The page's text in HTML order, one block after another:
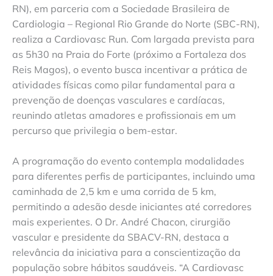
RN), em parceria com a Sociedade Brasileira de
Cardiologia – Regional Rio Grande do Norte (SBC-RN),
realiza a Cardiovasc Run. Com largada prevista para
as 5h30 na Praia do Forte (próximo a Fortaleza dos
Reis Magos), o evento busca incentivar a prática de
atividades físicas como pilar fundamental para a
prevenção de doenças vasculares e cardíacas,
reunindo atletas amadores e profissionais em um
percurso que privilegia o bem-estar.
A programação do evento contempla modalidades
para diferentes perfis de participantes, incluindo uma
caminhada de 2,5 km e uma corrida de 5 km,
permitindo a adesão desde iniciantes até corredores
mais experientes. O Dr. André Chacon, cirurgião
vascular e presidente da SBACV-RN, destaca a
relevância da iniciativa para a conscientização da
população sobre hábitos saudáveis. “A Cardiovasc